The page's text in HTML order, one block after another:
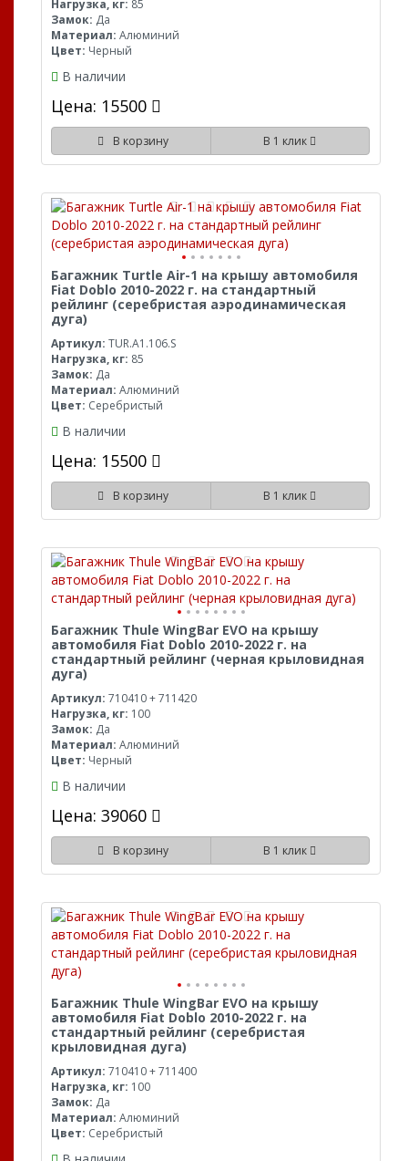
Нагрузка, кг: 85
Замок: Да
Материал: Алюминий
Цвет: Черный
В наличии
Цена: 15500
В корзину В 1 клик
Багажник Turtle Air-1 на крышу автомобиля
Fiat Doblo 2010-2022 г. на стандартный
рейлинг (серебристая аэродинамическая
дуга)
Артикул: TUR.A1.106.S
Нагрузка, кг: 85
Замок: Да
Материал: Алюминий
Цвет: Серебристый
В наличии
Цена: 15500
В корзину В 1 клик
Багажник Thule WingBar EVO на крышу
автомобиля Fiat Doblo 2010-2022 г. на
стандартный рейлинг (черная крыловидная
дуга)
Артикул: 710410 + 711420
Нагрузка, кг: 100
Замок: Да
Материал: Алюминий
Цвет: Черный
В наличии
Цена: 39060
В корзину В 1 клик
Багажник Thule WingBar EVO на крышу
автомобиля Fiat Doblo 2010-2022 г. на
стандартный рейлинг (серебристая
крыловидная дуга)
Артикул: 710410 + 711400
Нагрузка, кг: 100
Замок: Да
Материал: Алюминий
Цвет: Серебристый